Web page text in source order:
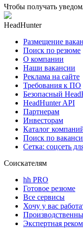
Чтобы получать
HeadHunter
Размещение
Поиск по резюме
О компании
Наши вакансии
Реклама на сайте
Требования к ПО
Безопасный
HeadHunter API
Партнерам
Инвесторам
Каталог
Поиск по
Сетка: соцсеть
Соискателям
hh PRO
Готовое резюме
Все сервисы
Хочу у вас
Экспертная